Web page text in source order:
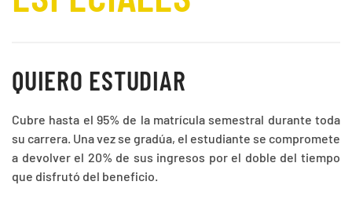
QUIERO ESTUDIAR
Cubre hasta el 95% de la matrícula semestral durante toda
su carrera. Una vez se gradúa, el estudiante se compromete
a devolver el 20% de sus ingresos por el doble del tiempo
que disfrutó del beneficio.